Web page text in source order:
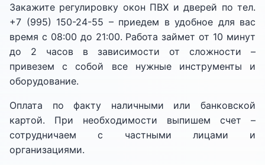
Закажите регулировку окон ПВХ и дверей по тел.
+7 (995) 150-24-55 – приедем в удобное для вас
время с 08:00 до 21:00. Работа займет от 10 минут
до 2 часов в зависимости от сложности –
привезем с собой все нужные инструменты и
оборудование.
Оплата по факту наличными или банковской
картой. При необходимости выпишем счет –
сотрудничаем с частными лицами и
организациями.